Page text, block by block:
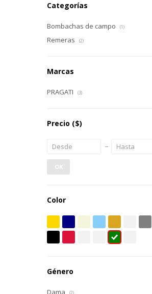
Categorías
Bombachas de campo (1)
Remeras (2)
Marcas
PRAGATI (3)
Precio ($)
OK
Color
Género
Dama